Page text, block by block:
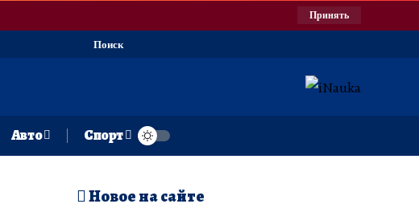
Принять
Поиск
Авто Спорт
Новое на сайте